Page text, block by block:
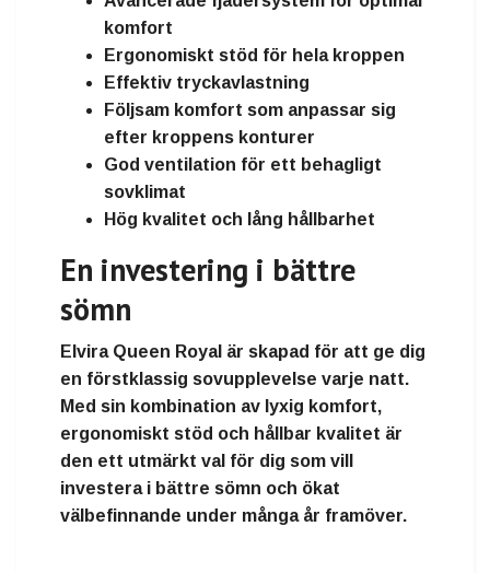
komfort
Ergonomiskt stöd för hela kroppen
Effektiv tryckavlastning
Följsam komfort som anpassar sig
efter kroppens konturer
God ventilation för ett behagligt
sovklimat
Hög kvalitet och lång hållbarhet
En investering i bättre
sömn
Elvira Queen Royal är skapad för att ge dig
en förstklassig sovupplevelse varje natt.
Med sin kombination av lyxig komfort,
ergonomiskt stöd och hållbar kvalitet är
den ett utmärkt val för dig som vill
investera i bättre sömn och ökat
välbefinnande under många år framöver.